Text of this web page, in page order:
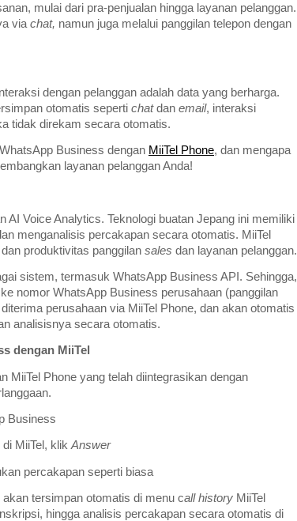
mulai dari pra-penjualan hingga layanan pelanggan.
via chat, namun juga melalui panggilan telepon dengan
dengan pelanggan adalah data yang berharga.
otomatis seperti chatdan email, interaksi
tidak direkam secara otomatis.
Business dengan MiiTel Phone, dan mengapa
layanan pelanggan Anda!
AI Voice Analytics. Teknologi buatan Jepang ini memiliki
menganalisis percakapan secara otomatis. MiiTel
produktivitas panggilan sales dan layanan pelanggan.
sistem, termasuk WhatsApp Business API. Sehingga,
nomor WhatsApp Business perusahaan (panggilan
perusahaan via MiiTel Phone, dan akan otomatis
analisisnya secara otomatis.
dengan MiiTel
MiiTel Phone yang telah diintegrasikan dengan
Business
MiiTel, klik Answer
percakapan seperti biasa
tersimpan otomatis di menu call history MiiTel
hingga analisis percakapan secara otomatis di